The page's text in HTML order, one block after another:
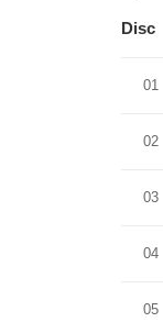
Disc
01
02
03
04
05